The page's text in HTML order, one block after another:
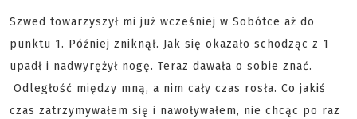
Szwed towarzyszył mi już wcześniej w Sobótce aż do
punktu 1. Później zniknął. Jak się okazało schodząc z 1
upadł i nadwyrężył nogę. Teraz dawała o sobie znać.
Odległość między mną, a nim cały czas rosła. Co jakiś
czas zatrzymywałem się i nawoływałem, nie chcąc po raz